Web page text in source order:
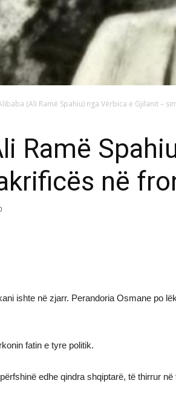
(Ali Ramë Spahiu) nga Vërbica e Gjilanit –
Ramë
në
ishte në zjarr. Perandoria Osmane po
fatin e tyre politik.
edhe qindra shqiptarë, të thirrur